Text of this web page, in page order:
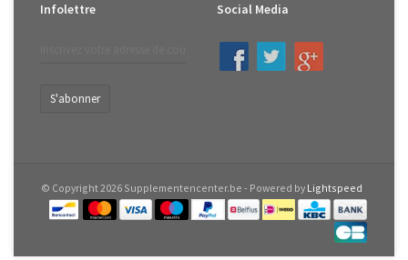
Infolettre
S'abonner
Social Media
© Copyright 2026 Supplementencenter.be - Powered by Lightspeed